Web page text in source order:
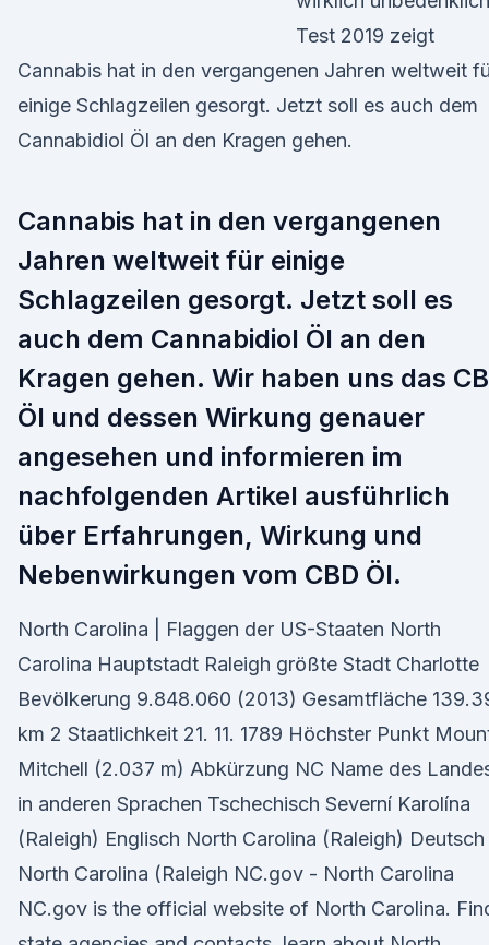
Test 2019 zeigt
Cannabis hat in den vergangenen Jahren weltweit
einige Schlagzeilen gesorgt. Jetzt soll es auch dem
Cannabidiol Öl an den Kragen gehen.
Cannabis hat in den vergangenen
Jahren weltweit für einige
Schlagzeilen gesorgt. Jetzt soll es
auch dem Cannabidiol Öl an den
Kragen gehen. Wir haben uns das
Öl und dessen Wirkung genauer
angesehen und informieren im
nachfolgenden Artikel ausführlich
über Erfahrungen, Wirkung und
Nebenwirkungen vom CBD Öl.
North Carolina | Flaggen der US-Staaten North
Carolina Hauptstadt Raleigh größte Stadt Charlotte
Bevölkerung 9.848.060 (2013) Gesamtfläche
km 2 Staatlichkeit 21. 11. 1789 Höchster Punkt
Mitchell (2.037 m) Abkürzung NC Name des
in anderen Sprachen Tschechisch Severní Karolína
(Raleigh) Englisch North Carolina (Raleigh) Deutsch
North Carolina (Raleigh NC.gov - North Carolina
NC.gov is the official website of North Carolina.